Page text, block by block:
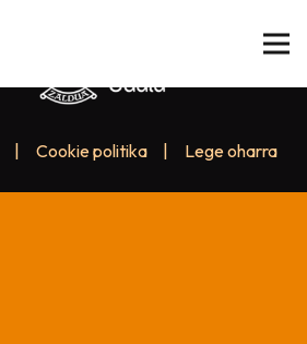
Cookie politika Lege oharra